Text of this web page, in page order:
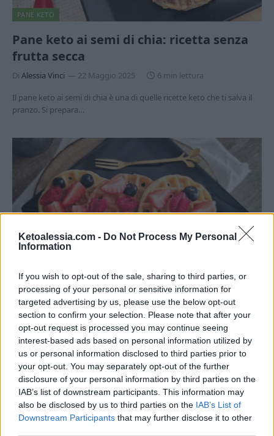
Ketoalessia.com - Do Not Process My Personal
Information
If you wish to opt-out of the sale, sharing to third parties, or
processing of your personal or sensitive information for
targeted advertising by us, please use the below opt-out
section to confirm your selection. Please note that after your
opt-out request is processed you may continue seeing
interest-based ads based on personal information utilized by
us or personal information disclosed to third parties prior to
your opt-out. You may separately opt-out of the further
disclosure of your personal information by third parties on the
IAB’s list of downstream participants. This information may
also be disclosed by us to third parties on the IAB’s List of
Downstream Participants that may further disclose it to other
PANE KETO
Pane keto ai semi di chia: ricetta senza
frutta secca
Di Alessia Vinci 22 Maggio 2025
6 min lettura
Il pane keto ai semi di chia è una di quelle ricette keto che ti salva il
pranzo. Si prepara…
RICETTE DOLCI CHETOGENICI
Waffle Keto: dolci o salati pronti in 5
minuti!
DiAlessia Vinci 14 Gennaio 2025
5 min lettura
Sei alla ricerca di una colazione o uno snack che sia veloce, gustoso e
perfettamente in linea con la dieta…